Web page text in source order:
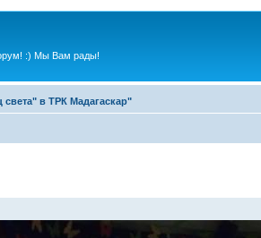
:) Мы Вам рады!
света" в ТРК Мадагаскар"